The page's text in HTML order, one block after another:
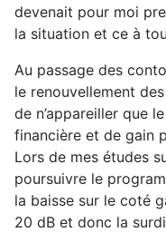
devenait pour moi
la situation et ce à
Au passage des
le renouvellement
de n’appareiller que
financière et de gain
Lors de mes études
poursuivre le
la baisse sur le coté
20 dB et donc la